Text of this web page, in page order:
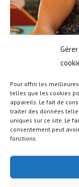
Pour offrir les
telles que les cookies
appareils. Le fait de
traiter des données
uniques sur ce site. Le
consentement peut
fonctions.